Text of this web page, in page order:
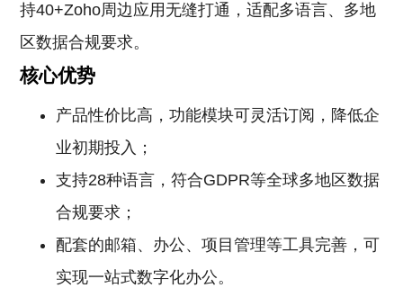
持40+Zoho周边应用无缝打通，适配多语言、多地
区数据合规要求。
核心优势
产品性价比高，功能模块可灵活订阅，降低企
业初期投入；
支持28种语言，符合GDPR等全球多地区数据
合规要求；
配套的邮箱、办公、项目管理等工具完善，可
实现一站式数字化办公。